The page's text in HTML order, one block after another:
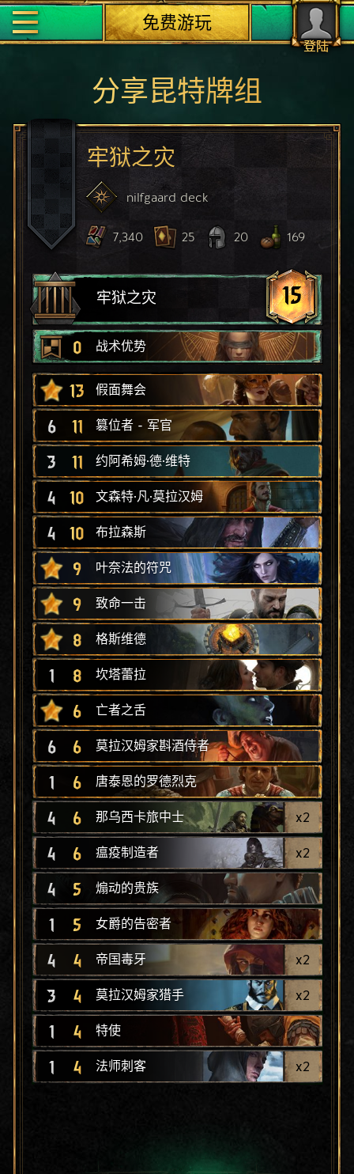
登陆
免费游玩
分享昆特牌组
牢狱之灾
nilfgaard deck
7,340 25 20 169
牢狱之灾 15
0 战术优势
13 假面舞会
6 11 篡位者 - 军官
3 11 约阿希姆·德·维特
4 10 文森特·凡·莫拉汉姆
4 10 布拉森斯
9 叶奈法的符咒
9 致命一击
8 格斯维德
1 8 坎塔蕾拉
6 亡者之舌
6 6 莫拉汉姆家斟酒侍者
1 6 唐泰恩的罗德烈克
4 6 那乌西卡旅中士 x2
4 6 瘟疫制造者 x2
4 5 煽动的贵族
1 5 女爵的告密者
4 4 帝国毒牙 x2
3 4 莫拉汉姆家猎手 x2
1 4 特使
1 4 法师刺客 x2